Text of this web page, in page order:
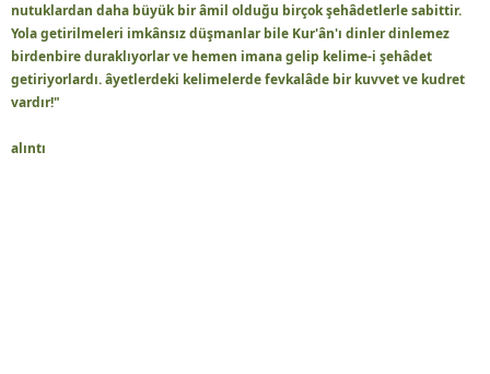
nutuklardan daha büyük bir âmil olduğu birçok şehâdetlerle sabittir.
Yola getirilmeleri imkânsız düşmanlar bile Kur'ân'ı dinler dinlemez
birdenbire duraklıyorlar ve hemen imana gelip kelime-i şehâdet
getiriyorlardı. âyetlerdeki kelimelerde fevkalâde bir kuvvet ve kudret
vardır!"
alıntı